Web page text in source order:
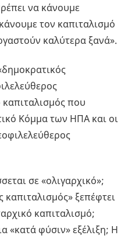
να κάνουμε
τον καπιταλισμό
καλύτερα ξανά».
που
Κόμμα των ΗΠΑ και οι
σε «ολιγαρχικό»;
καπιταλισμός» ξεπέφτει
καπιταλισμό;
«κατά φύσιν» εξέλιξη; Η